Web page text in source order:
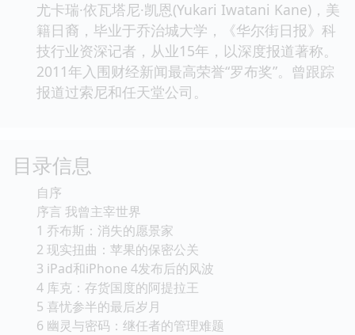
尤卡瑞·依瓦塔尼·凯恩(Yukari Iwatani Kane)，美
籍日裔，毕业于乔治城大学，《华尔街日报》科
技行业资深记者，从业15年，以深度报道著称。
2011年入围财经新闻最高荣誉“罗布奖”。曾跟踪
报道过索尼和任天堂公司。
目录信息
自序
序言 我曾主宰世界
1 乔布斯：消失的愿景家
2 现实扭曲：苹果的保密公关
3 iPad和iPhone 4发布后的风波
4 库克：存货国度的阿提拉王
5 喜忧参半的最后岁月
6 幽灵与密码：继任者的管理难题